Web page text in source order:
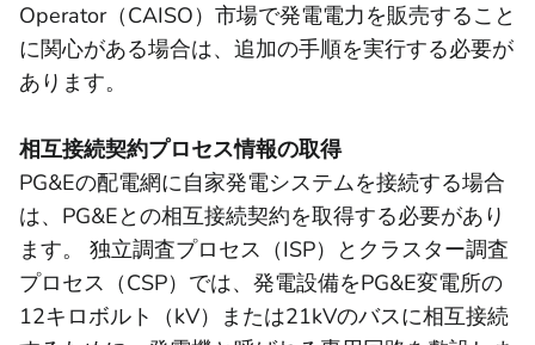
Operator（CAISO）市場で発電電力を販売すること
に関心がある場合は、追加の手順を実行する必要が
あります。
相互接続契約プロセス情報の取得
PG&Eの配電網に自家発電システムを接続する場合
は、PG&Eとの相互接続契約を取得する必要があり
ます。 独立調査プロセス（ISP）とクラスター調査
プロセス（CSP）では、発電設備をPG&E変電所の
12キロボルト（kV）または21kVのバスに相互接続